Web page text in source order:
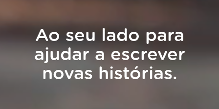
Ao seu lado para
ajudar a escrever
novas histórias.